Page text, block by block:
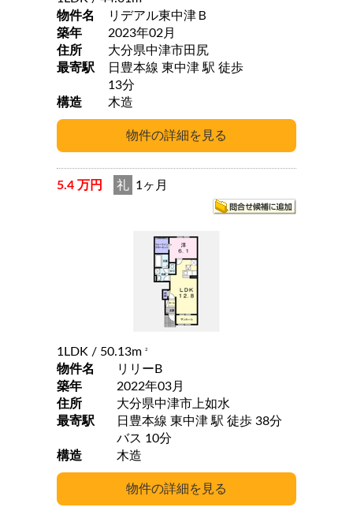
物件名
リデアル東中津Ｂ
築年
2023年02月
住所
大分県中津市田尻
最寄駅
日豊本線 東中津 駅 徒歩
13分
構造
木造
5.4 万円 礼 1ヶ月
1LDK / 50.13m 2
物件名
リリーB
築年
2022年03月
住所
大分県中津市上如水
最寄駅
日豊本線 東中津 駅 徒歩 38分
バス 10分
構造
木造